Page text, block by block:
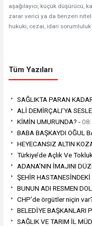
aşağılayıcı, küçük düşürücü,
zarar verici ya da benzeri
hukuki, cezai, idari
Tüm Yazıları
SAĞLIKTA PARAN
ALİ DEMİRÇALI’YA
KİMİN UMURUNDA? -
BABA BAŞKAYDI OĞUL
HEYECANSIZ ALTIN
Türkiye’de Açlık Ve Tokluk
ADANA’NIN İMAJINI
ŞEHİR
BUNUN ADI RESMEN
CHP’de örgütler niçin
BELEDİYE BAŞKANLARI
SAĞLIK VE TARIM İL